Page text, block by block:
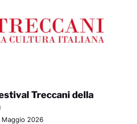
Treccani della
Maggio 2026